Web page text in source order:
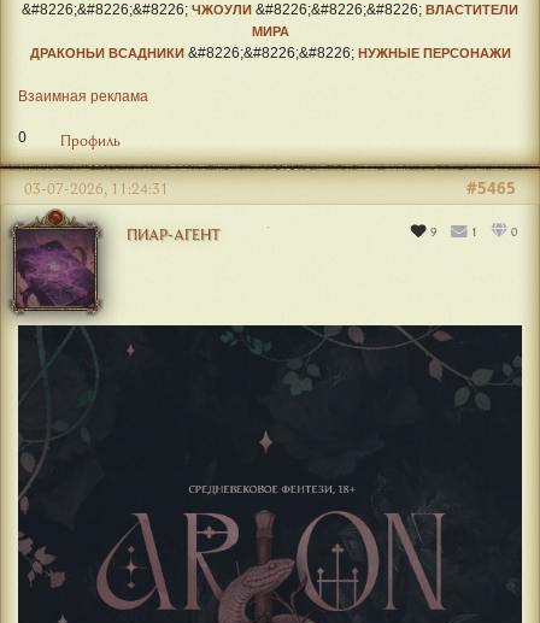
&#8226;&#8226;&#8226; ЧЖОУЛИ &#8226;&#8226;&#8226; ВЛАСТИТЕЛИ
МИРА
ДРАКОНЬИ ВСАДНИКИ&#8226;&#8226;&#8226; НУЖНЫЕ ПЕРСОНАЖИ
Взаимная реклама
0 Профиль
ПИАР-АГЕНТ 9 1 0
#5465
03-07-2026, 11:24:31